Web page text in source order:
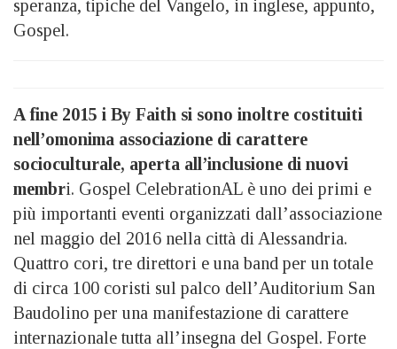
speranza, tipiche del Vangelo, in inglese, appunto,
Gospel.
A fine 2015 i By Faith si sono inoltre costituiti
nell’omonima associazione di carattere
socioculturale, aperta all’inclusione di nuovi
membri. Gospel CelebrationAL è uno dei primi e
più importanti eventi organizzati dall’associazione
nel maggio del 2016 nella città di Alessandria.
Quattro cori, tre direttori e una band per un totale
di circa 100 coristi sul palco dell’Auditorium San
Baudolino per una manifestazione di carattere
internazionale tutta all’insegna del Gospel. Forte